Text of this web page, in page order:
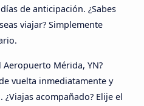
de anticipación. ¿Sabes
viajar? Simplemente
Aeropuerto Mérida, YN?
vuelta inmediatamente y
acompañado? Elije el